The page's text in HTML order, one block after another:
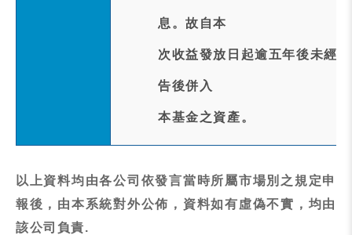
息。故自本
次收益發放日起逾五年後未經
告後併入
本基金之資產。
以上資料均由各公司依發言當時所屬市場別之規定申
報後，由本系統對外公佈，資料如有虛偽不實，均由
該公司負責.